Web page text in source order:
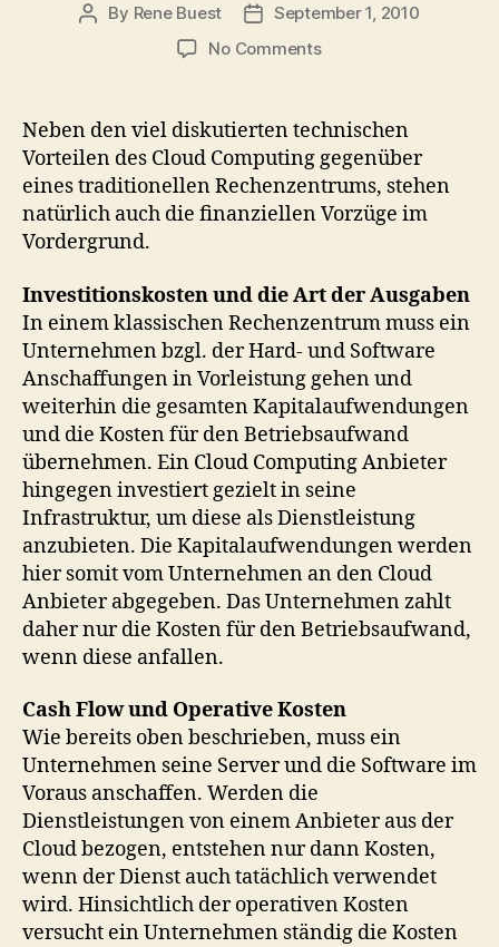
Post
By Rene Buest
PostSeptember 1, 2010
No Commentson
und
finanziellen
Vorteile
Neben den viel diskutierten technischen
Vorteilen des Cloud Computing gegenüber
eines traditionellen Rechenzentrums, stehen
natürlich auch die finanziellen Vorzüge im
Vordergrund.
Investitionskosten und die Art der Ausgaben
In einem klassischen Rechenzentrum muss ein
Unternehmen bzgl. der Hard- und Software
Anschaffungen in Vorleistung gehen und
weiterhin die gesamten Kapitalaufwendungen
und die Kosten für den Betriebsaufwand
übernehmen. Ein Cloud Computing Anbieter
hingegen investiert gezielt in seine
Infrastruktur, um diese als Dienstleistung
anzubieten. Die Kapitalaufwendungen werden
hier somit vom Unternehmen an den Cloud
Anbieter abgegeben. Das Unternehmen zahlt
daher nur die Kosten für den Betriebsaufwand,
wenn diese anfallen.
Cash Flow und Operative Kosten
Wie bereits oben beschrieben, muss ein
Unternehmen seine Server und die Software im
Voraus anschaffen. Werden die
Dienstleistungen von einem Anbieter aus der
Cloud bezogen, entstehen nur dann Kosten,
wenn der Dienst auch tatächlich verwendet
wird. Hinsichtlich der operativen Kosten
versucht ein Unternehmen ständig die Kosten